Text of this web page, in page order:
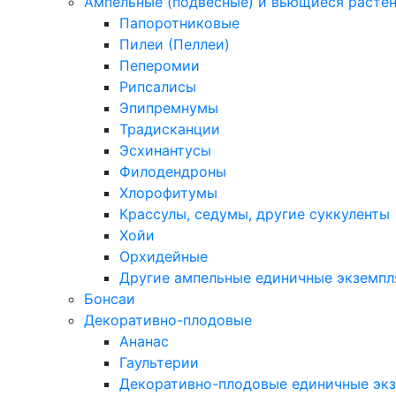
Папоротниковые
Пилеи (Пеллеи)
Пеперомии
Рипсалисы
Эпипремнумы
Традисканции
Эсхинантусы
Филодендроны
Хлорофитумы
Крассулы, седумы, другие суккуленты
Хойи
Орхидейные
Другие ампельные единичные
Бонсаи
Декоративно-плодовые
Ананас
Гаультерии
Декоративно-плодовые единичные